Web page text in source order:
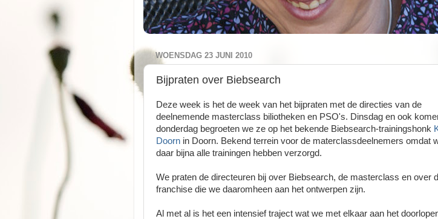
WOENSDAG 23 JUNI 2010
Bijpraten over Biebsearch
Deze week is het de week van het bijpraten met de directies van de
deelnemende masterclass biliotheken en PSO's. Dinsdag en ook
donderdag begroeten we ze op het bekende Biebsearch-trainingshonk
Doorn in Doorn. Bekend terrein voor de materclassdeelnemers omdat
daar bijna alle trainingen hebben verzorgd.
We praten de directeuren bij over Biebsearch, de masterclass en over
franchise die we daaromheen aan het ontwerpen zijn.
Al met al is het een intensief traject wat we met elkaar aan het